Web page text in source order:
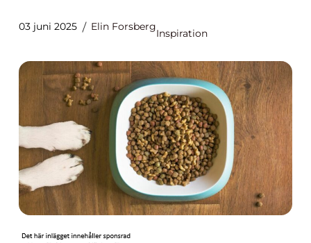
03 juni 2025 Elin Forsberg
Inspiration